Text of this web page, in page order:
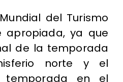
del Turismo
apropiada, ya que
de la temporada
norte y el
en el